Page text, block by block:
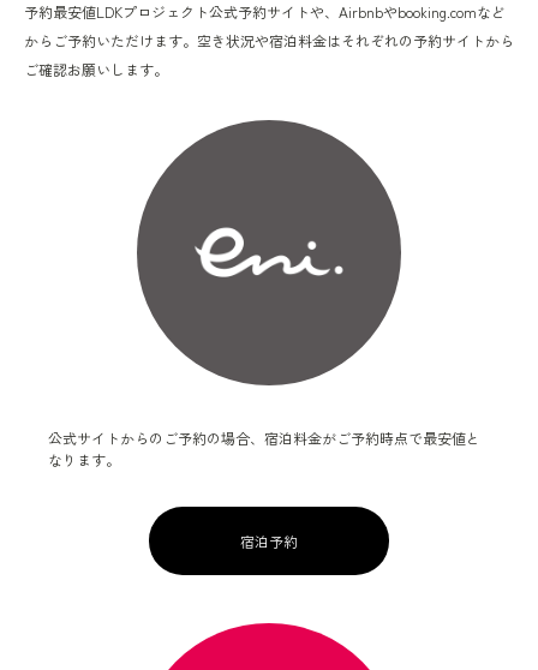
予約最安値LDKプロジェクト公式予約サイトや、Airbnbやbooking.comなど
からご予約いただけます。空き状況や宿泊料金はそれぞれの予約サイトから
ご確認お願いします。
公式サイトからのご予約の場合、宿泊料金がご予約時点で最安値と
なります。
宿泊予約